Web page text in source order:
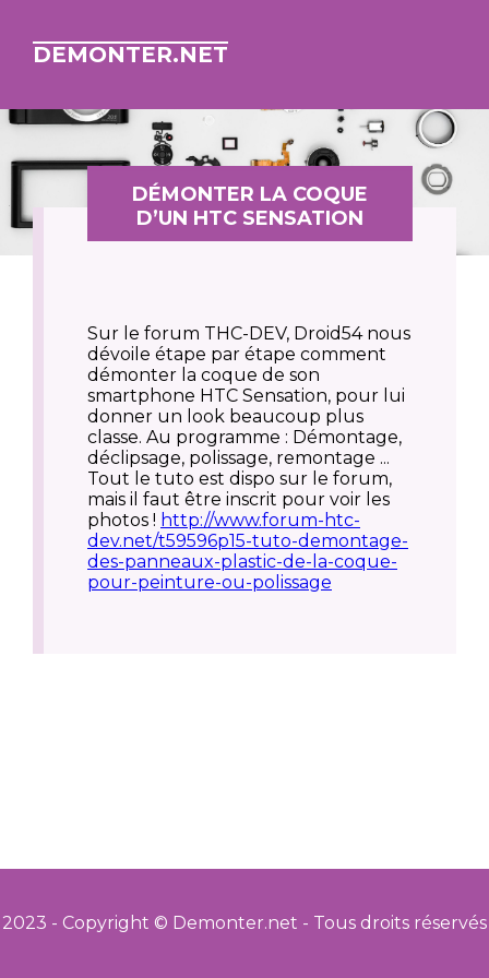
DEMONTER.NET
DÉMONTER LA COQUE
D’UN HTC SENSATION
Sur le forum THC-DEV, Droid54 nous
dévoile étape par étape comment
démonter la coque de son
smartphone HTC Sensation, pour lui
donner un look beaucoup plus
classe. Au programme : Démontage,
déclipsage, polissage, remontage ...
Tout le tuto est dispo sur le forum,
mais il faut être inscrit pour voir les
photos ! http://www.forum-htc-
dev.net/t59596p15-tuto-demontage-
des-panneaux-plastic-de-la-coque-
pour-peinture-ou-polissage
2023 - Copyright © Demonter.net - Tous droits réservés